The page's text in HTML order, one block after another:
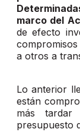
marco del
de efecto
a otros a
Lo anterior
están
más
presupuesto